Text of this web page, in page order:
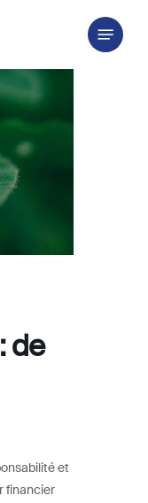
Menu
de
et
financier